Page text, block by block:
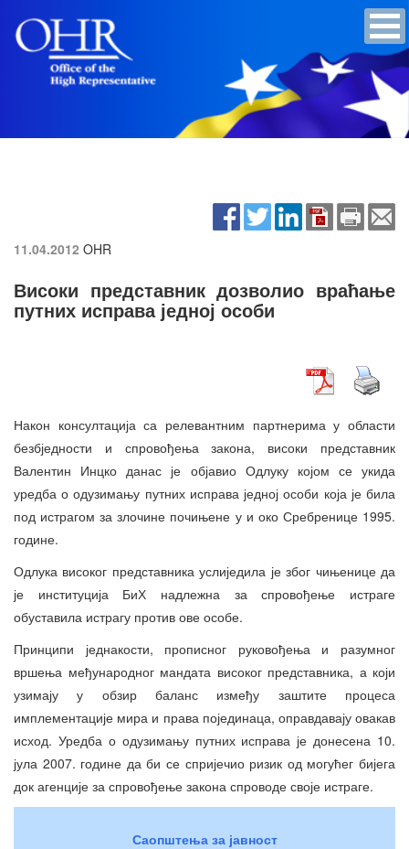
11.04.2012 OHR
Високи представник дозволио враћање
путних исправа једној особи
Након консултација са релевантним партнерима у области
безбједности и спровођења закона, високи представник
Валентин Инцко данас је објавио Одлуку којом се укида
уредба о одузимању путних исправа једној особи која је била
под истрагом за злочине почињене у и око Сребренице 1995.
године.
Одлука високог представника услиједила је због чињенице да
је институција БиХ надлежна за спровођење истраге
обуставила истрагу против ове особе.
Принципи једнакости, прописног руковођења и разумног
вршења међународног мандата високог представника, а који
узимају у обзир баланс између заштите процеса
имплементације мира и права појединаца, оправдавају овакав
исход. Уредба о одузимању путних исправа је донесена 10.
јула 2007. године да би се спријечио ризик од могућег бијега
док агенције за спровођење закона спроводе своје истраге.
Саопштења за јавност